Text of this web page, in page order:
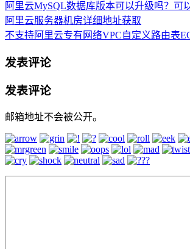
阿里云MySQL数据库版本可以升级吗？可
阿里云服务器机房详细地址获取
不支持阿里云专有网络VPC自定义路由表
发表评论
发表评论
邮箱地址不会被公开。